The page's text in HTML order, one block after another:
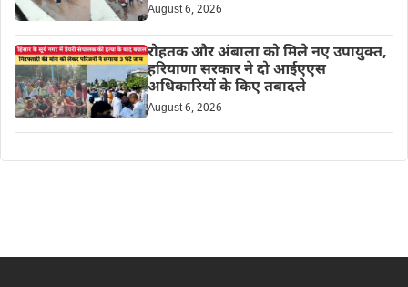
August 6, 2026
रोहतक और अंबाला को मिले नए उपायुक्त,
हरियाणा सरकार ने दो आईएएस
अधिकारियों के किए तबादले
August 6, 2026